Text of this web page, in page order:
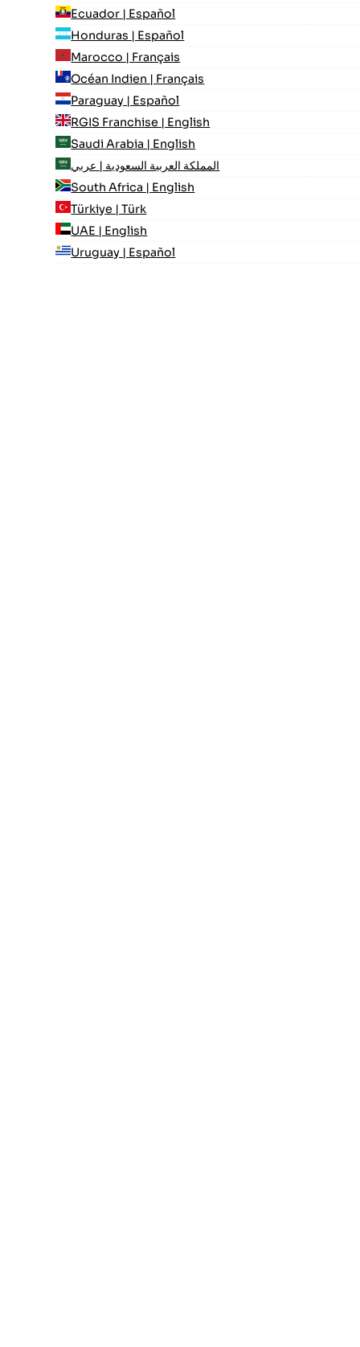
Ecuador | Español
Honduras | Español
Marocco | Français
Océan Indien | Français
Paraguay | Español
RGIS Franchise | English
Saudi Arabia | English
المملكة العربية السعودية | عربي
South Africa | English
Türkiye | Türk
UAE | English
Uruguay | Español